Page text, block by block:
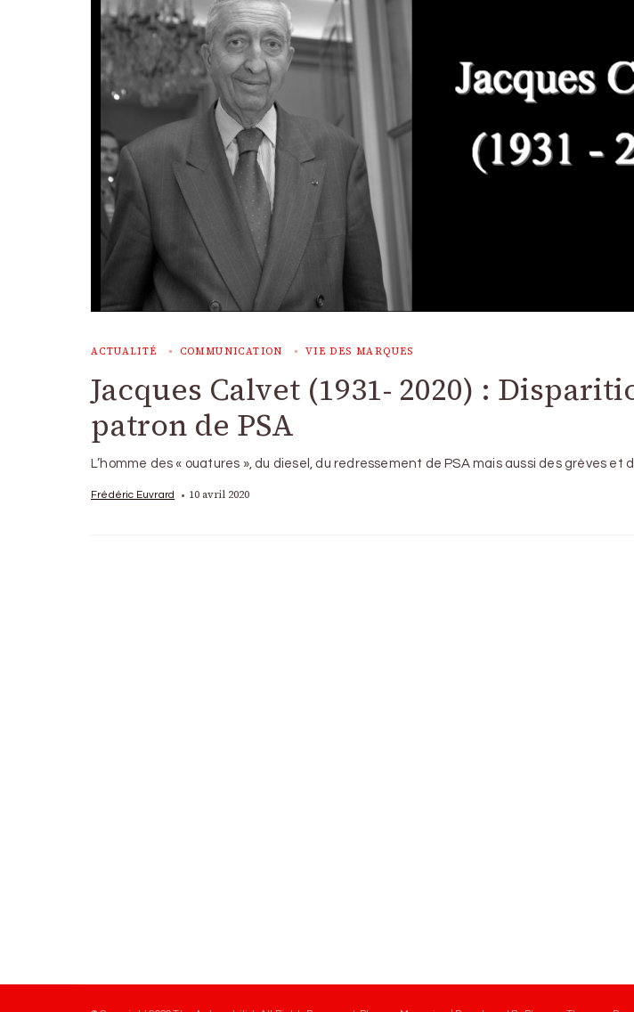
ACTUALITÉ COMMUNICATION VIE DES MARQUES
Jacques Calvet (1931- 2020) :
patron de PSA
L’homme des « ouatures », du diesel, du redressement de PSA mais aussi des grèves et
Frédéric Euvrard 10 avril 2020